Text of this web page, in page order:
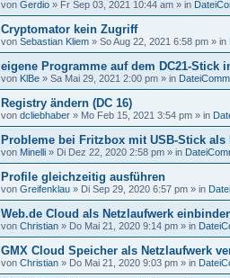
von Gerdio » Fr Sep 03, 2021 10:44 am » in
Cryptomator kein Zugriff
von Sebastian Kliem » So Aug 22, 2021 6:58 pm » in
eigene Programme auf dem DC21-Stick
von KlBe » Sa Mai 29, 2021 2:00 pm » in
Registry ändern (DC 16)
von dcliebhaber » Mo Feb 15, 2021 3:54 pm » in
Probleme bei Fritzbox mit USB-Stick als
von Minelli » Di Dez 22, 2020 2:58 pm » in
Profile gleichzeitig ausführen
von Greifenklau » Di Sep 29, 2020 6:57 pm » in
Web.de Cloud als Netzlaufwerk
von Christian » Do Mai 21, 2020 9:14 pm » in
GMX Cloud Speicher als Netzlaufwerk
von Christian » Do Mai 21, 2020 9:03 pm » in